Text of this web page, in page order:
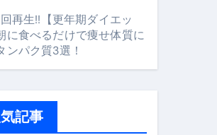
イド
再生!!【更年期ダイエッ
に食べるだけで痩せ体質に
ンパク質3選！
記事